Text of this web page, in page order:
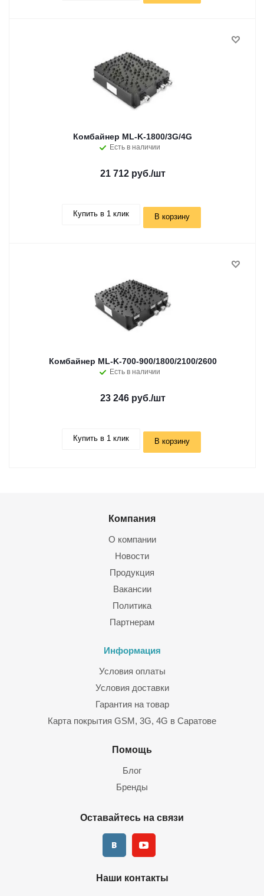
Комбайнер ML-K-1800/3G/4G
Есть в наличии
21 712 руб./шт
Купить в 1 клик В корзину
Комбайнер ML-K-700-900/1800/2100/2600
Есть в наличии
23 246 руб./шт
Купить в 1 клик В корзину
Компания
О компании
Новости
Продукция
Вакансии
Политика
Партнерам
Информация
Условия оплаты
Условия доставки
Гарантия на товар
Карта покрытия GSM, 3G, 4G в Саратове
Помощь
Блог
Бренды
Оставайтесь на связи
Наши контакты